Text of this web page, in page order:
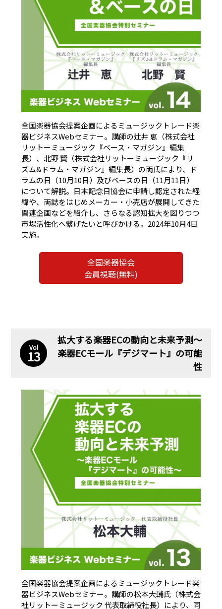
全国楽器協会提案企画によるミュージックトレード楽
器ビジネスWebセミナー。講師の辻井 恵（株式会社
リットーミュージック『ベース・マガジン』編集
長）、北野 賢（株式会社リットーミュージック『リ
ズム&ドラム・マガジン』編集長）の両氏により、ド
ラムの日（10月10日）及びベースの日（11月11日）
について解説。日本記念日協会に申請し認定された経
緯や、両誌をはじめメーカー・小売店が展開してきた
関連企画などを紹介し、さらなる認知拡大を図りつつ
市場活性化へ繋げたいと呼びかける。2024年10月4日
実施。
全国楽器協会
会員視聴(無料)
Vol
13
拡大する楽器ECの動向と未来予測〜
楽器ECモール『デジマート』の可能
性
全国楽器協会提案企画によるミュージックトレード楽
器ビジネスWebセミナー。講師の松本大輔氏（株式会
社リットーミュージック 代表取締役社長）により、同